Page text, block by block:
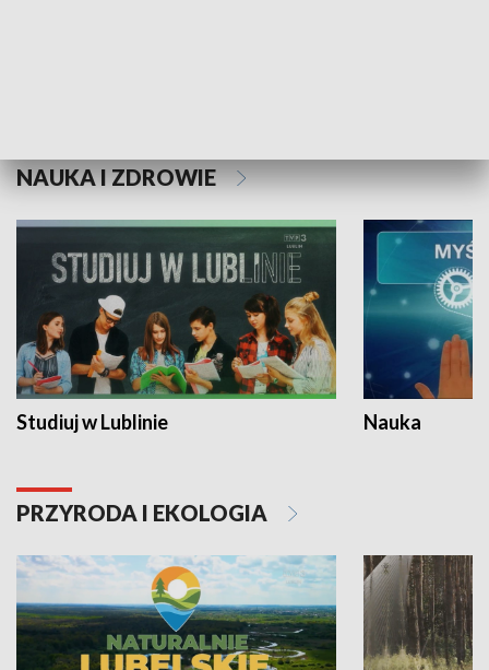
NAUKA I ZDROWIE
Studiuj w Lublinie Nauka
PRZYRODA I EKOLOGIA